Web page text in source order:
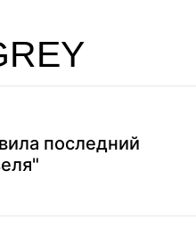
последний